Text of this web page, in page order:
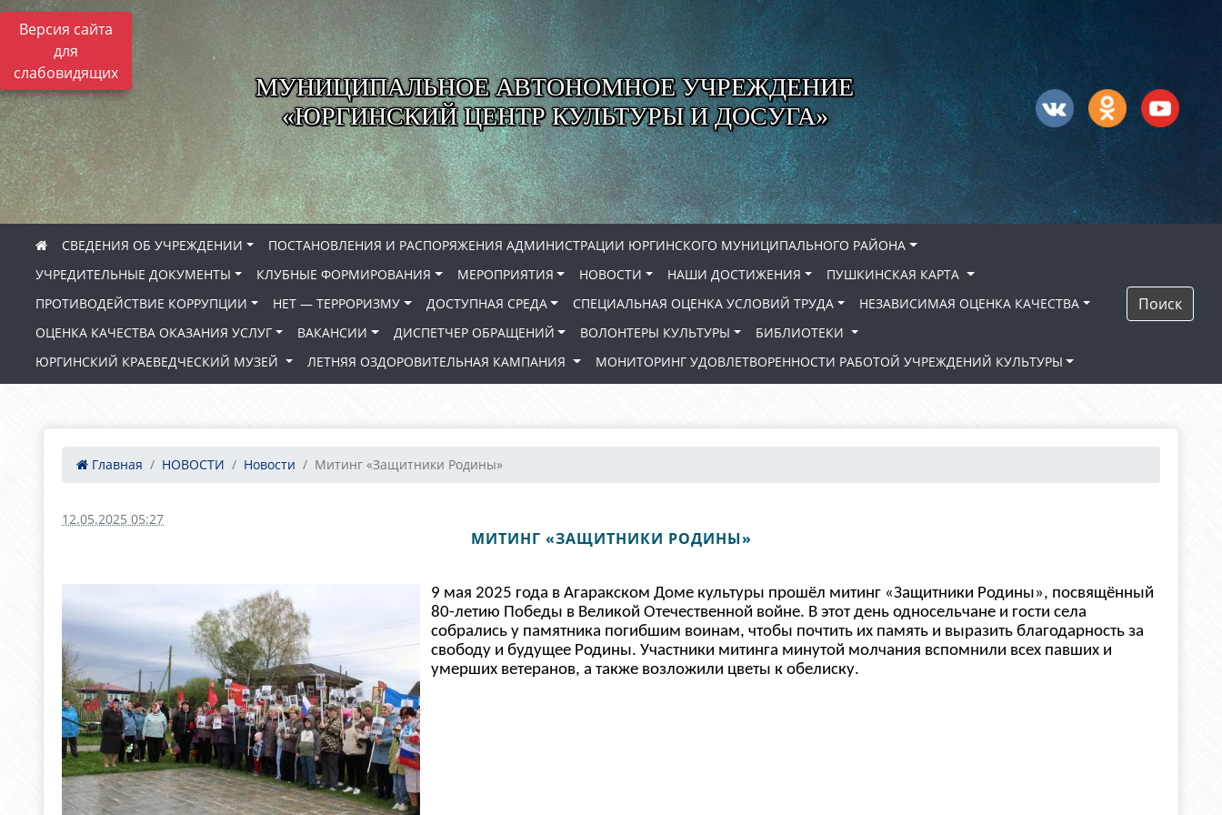
Версия сайта
для
слабовидящих
МУНИЦИПАЛЬНОЕ АВТОНОМНОЕ УЧРЕЖДЕНИЕ
«ЮРГИНСКИЙ ЦЕНТР КУЛЬТУРЫ И ДОСУГА»
СВЕДЕНИЯ ОБ УЧРЕЖДЕНИИ
ПОСТАНОВЛЕНИЯ И РАСПОРЯЖЕНИЯ АДМИНИСТРАЦИИ ЮРГИНСКОГО МУНИЦИПАЛЬНОГО РАЙОНА
УЧРЕДИТЕЛЬНЫЕ ДОКУМЕНТЫ
КЛУБНЫЕ ФОРМИРОВАНИЯ МЕРОПРИЯТИЯ НОВОСТИ НАШИ ДОСТИЖЕНИЯ
ПУШКИНСКАЯ КАРТА
ПРОТИВОДЕЙСТВИЕ КОРРУПЦИИ
НЕТ — ТЕРРОРИЗМУ ДОСТУПНАЯ СРЕДА СПЕЦИАЛЬНАЯ ОЦЕНКА УСЛОВИЙ ТРУДА
НЕЗАВИСИМАЯ ОЦЕНКА КАЧЕСТВА
ОЦЕНКА КАЧЕСТВА ОКАЗАНИЯ УСЛУГ
ВАКАНСИИ ДИСПЕТЧЕР ОБРАЩЕНИЙ ВОЛОНТЕРЫ КУЛЬТУРЫ
БИБЛИОТЕКИ
ЮРГИНСКИЙ КРАЕВЕДЧЕСКИЙ МУЗЕЙ
ЛЕТНЯЯ ОЗДОРОВИТЕЛЬНАЯ КАМПАНИЯ МОНИТОРИНГ УДОВЛЕТВОРЕННОСТИ РАБОТОЙ УЧРЕЖДЕНИЙ КУЛЬТУРЫ
Поиск
Главная НОВОСТИ Новости Митинг «Защитники Родины»
12.05.2025 05:27
МИТИНГ «ЗАЩИТНИКИ РОДИНЫ»
9 мая 2025 года в Агаракском Доме культуры прошёл митинг «Защитники Родины», посвящённый
80-летию Победы в Великой Отечественной войне. В этот день односельчане и гости села
собрались у памятника погибшим воинам, чтобы почтить их память и выразить благодарность за
свободу и будущее Родины. Участники митинга минутой молчания вспомнили всех павших и
умерших ветеранов, а также возложили цветы к обелиску.